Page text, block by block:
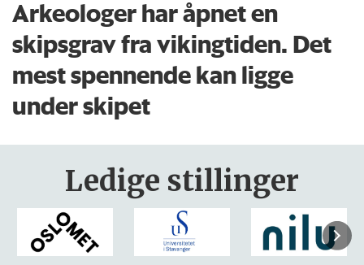
Arkeologer har åpnet en
skipsgrav fra vikingtiden. Det
mest spennende kan ligge
under skipet
Ledige stillinger